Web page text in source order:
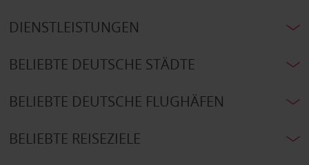
DIENSTLEISTUNGEN
BELIEBTE DEUTSCHE STÄDTE
BELIEBTE DEUTSCHE FLUGHÄFEN
BELIEBTE REISEZIELE